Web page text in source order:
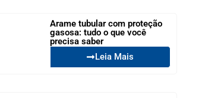
Arame tubular com proteção
gasosa: tudo o que você
precisa saber
Leia Mais